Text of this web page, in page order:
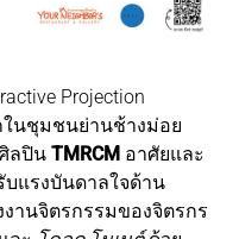
Projection
ในชุมชนย่านช้างม่อย
ลปิน TMRCM อาศัยและ
บแรงบันดาลใจด้าน
านจิตรกรรมของจิตรกร